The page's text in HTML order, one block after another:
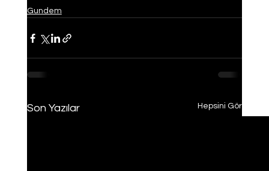
Gundem
Son Yazılar Hepsini Gör